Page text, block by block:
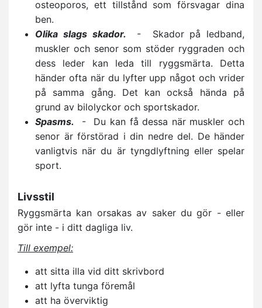
osteoporos, ett tillstånd som försvagar dina
ben.
Olika slags skador.
- Skador på ledband,
muskler och senor som stöder ryggraden och
dess leder kan leda till ryggsmärta. Detta
händer ofta när du lyfter upp något och vrider
på samma gång. Det kan också hända på
grund av bilolyckor och sportskador.
Spasms. - Du kan få dessa när muskler och
senor är förstörad i din nedre del. De händer
vanligtvis när du är tyngdlyftning eller spelar
sport.
Livsstil
Ryggsmärta kan orsakas av saker du gör - eller
gör inte - i ditt dagliga liv.
Till exempel:
att sitta illa vid ditt skrivbord
att lyfta tunga föremål
att ha överviktig